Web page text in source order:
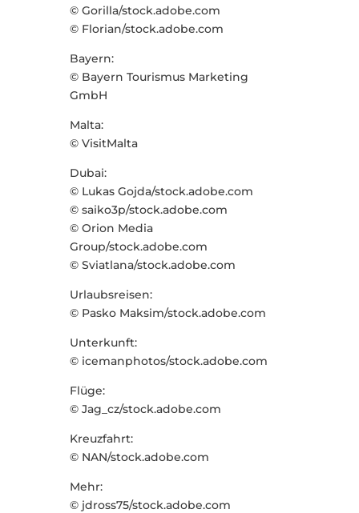
© Gorilla/stock.adobe.com
© Florian/stock.adobe.com
Bayern:
© Bayern Tourismus Marketing
GmbH
Malta:
© VisitMalta
Dubai:
© Lukas Gojda/stock.adobe.com
© saiko3p/stock.adobe.com
© Orion Media
Group/stock.adobe.com
© Sviatlana/stock.adobe.com
Urlaubsreisen:
© Pasko Maksim/stock.adobe.com
Unterkunft:
© icemanphotos/stock.adobe.com
Flüge:
© Jag_cz/stock.adobe.com
Kreuzfahrt:
© NAN/stock.adobe.com
Mehr:
© jdross75/stock.adobe.com